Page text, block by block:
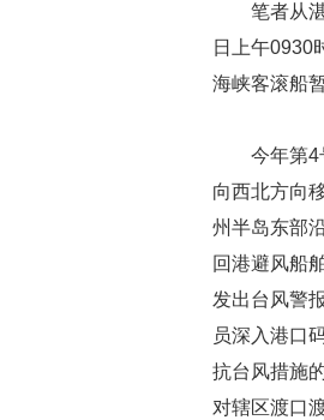
笔者从
日上午0930
海峡客滚船
今年第4
向西北方向
州半岛东部
回港避风船
发出台风警
员深入港口
抗台风措施
对辖区渡口